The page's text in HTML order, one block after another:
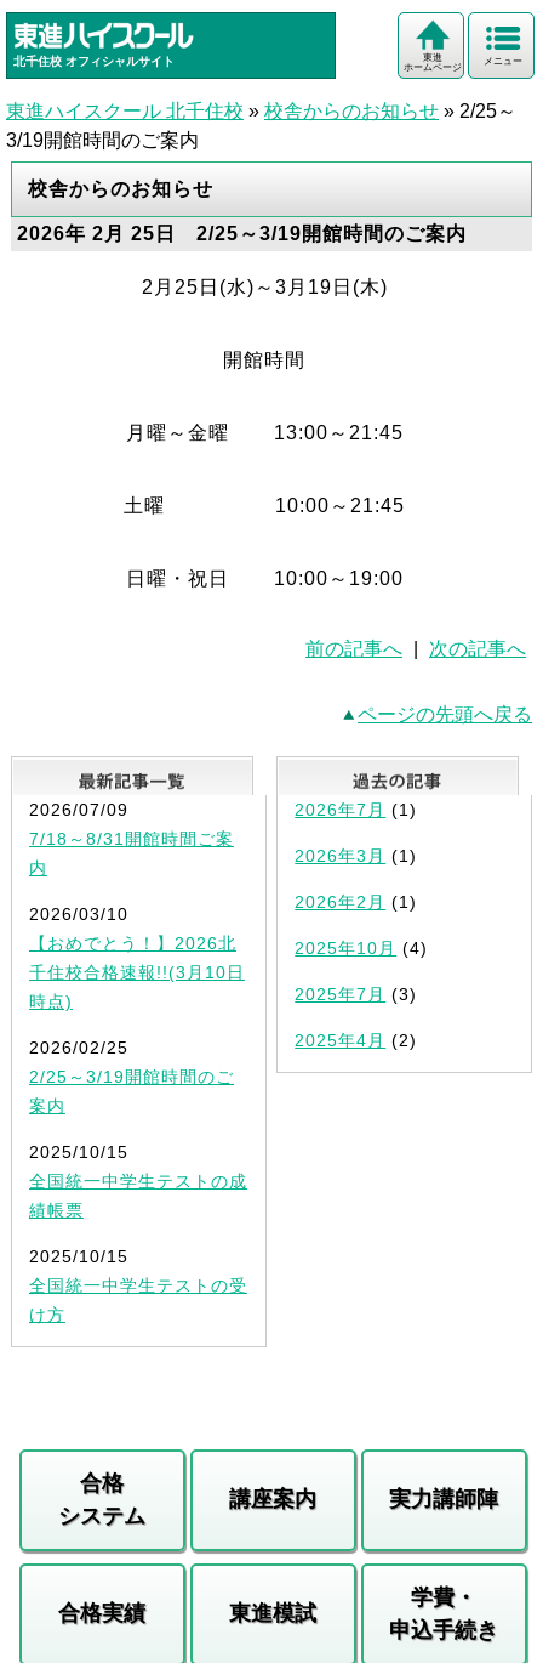
北千住校 オフィシャルサイト メニュー
東進
ホームページ
東進ハイスクール 北千住校 » 校舎からのお知らせ » 2/25～
3/19開館時間のご案内
校舎からのお知らせ
2026年 2月 25日 2/25～3/19開館時間のご案内
2月25日(水)～3月19日(木)
開館時間
月曜～金曜 13:00～21:45
土曜 10:00～21:45
日曜・祝日 10:00～19:00
前の記事へ 次の記事へ
ページの先頭へ戻る
最新記事一覧
2026/07/09
7/18～8/31開館時間ご案
内
2026/03/10
【おめでとう！】2026北
千住校合格速報!!(3月10日
時点)
2026/02/25
2/25～3/19開館時間のご
案内
2025/10/15
全国統一中学生テストの成
績帳票
2025/10/15
全国統一中学生テストの受
け方
2026年7月 (1)
2026年3月 (1)
2026年2月 (1)
2025年10月 (4)
2025年7月 (3)
2025年4月 (2)
合格
システム
講座案内 実力講師陣
合格実績 東進模試
学費・
申込手続き